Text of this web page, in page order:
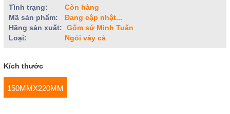
Tình trạng:
Còn hàng
Mã sản phẩm:
Đang cập nhật...
Hãng sản xuất:
Gốm sứ Minh Tuấn
Loại:
Ngói vảy cá
Kích thước
150MMX220MM